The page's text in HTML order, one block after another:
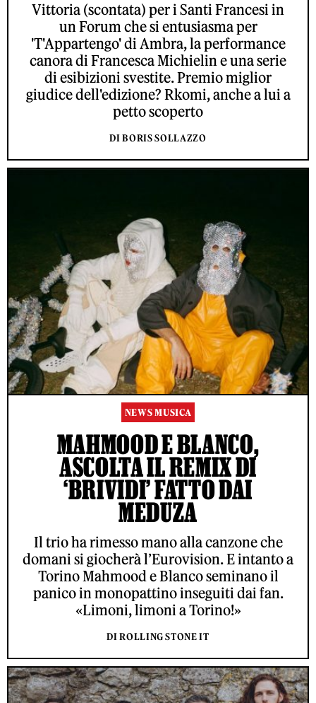
Vittoria (scontata) per i Santi Francesi in
un Forum che si entusiasma per
'T'Appartengo' di Ambra, la performance
canora di Francesca Michielin e una serie
di esibizioni svestite. Premio miglior
giudice dell'edizione? Rkomi, anche a lui a
petto scoperto
DI BORIS SOLLAZZO
NEWS MUSICA
MAHMOOD E BLANCO,
ASCOLTA IL REMIX DI
‘BRIVIDI’ FATTO DAI
MEDUZA
Il trio ha rimesso mano alla canzone che
domani si giocherà l’Eurovision. E intanto a
Torino Mahmood e Blanco seminano il
panico in monopattino inseguiti dai fan.
«Limoni, limoni a Torino!»
DI ROLLING STONE IT